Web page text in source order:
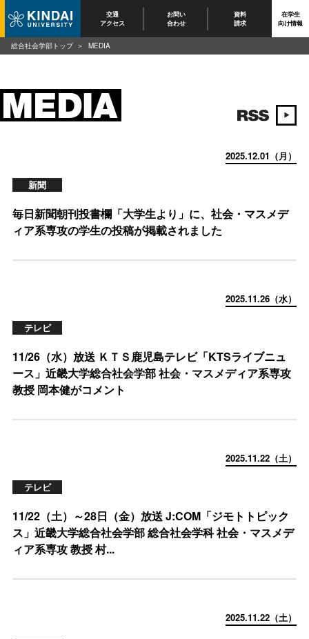
交通
アクセス
お問い
合わせ
資料
請求
在学生
向け情報
2025.12.01（月）
新聞
毎日新聞朝刊投書欄「大学生より」に、社会・マスメデ
ィア系専攻の学生の投稿が掲載されました
2025.11.26（水）
テレビ
11/26（水）放送 ＫＴＳ鹿児島テレビ「KTSライブニュ
ース」近畿大学総合社会学部 社会・マスメディア系専攻
教授 岡本健がコメント
2025.11.22（土）
テレビ
11/22（土）～28日（金）放送 J:COM「ジモトトピック
ス」近畿大学総合社会学部 総合社会学科 社会・マスメデ
ィア系専攻 教授 村...
2025.11.22（土）
総合社会学部トップ MEDIA